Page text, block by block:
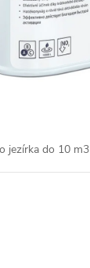
jezírka do 10 m3